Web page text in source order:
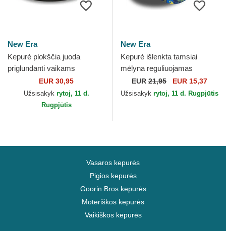
New Era
Kepurė plokščia juoda
priglundanti vaikams
59FIFTY My First New York
Yankees MLB New Era
EUR 30,95
Užsisakyk rytoj, 11 d.
Rugpjūtis
New Era
Kepurė išlenkta tamsiai
mėlyna reguliuojamas
vaikams 9FORTY All Over
Print Superman DC Comics
EUR 21,95 EUR 15,37
Užsisakyk rytoj, 11 d. Rugpjūtis
Vasaros kepurės
Pigios kepurės
Goorin Bros kepurės
Moteriškos kepurės
Vaikiškos kepurės